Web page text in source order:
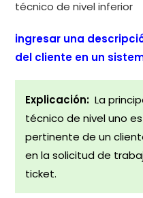
técnico de nivel inferior
ingresar una
del cliente en un
Explicación: La
técnico de nivel uno
pertinente de un
en la solicitud de
ticket.